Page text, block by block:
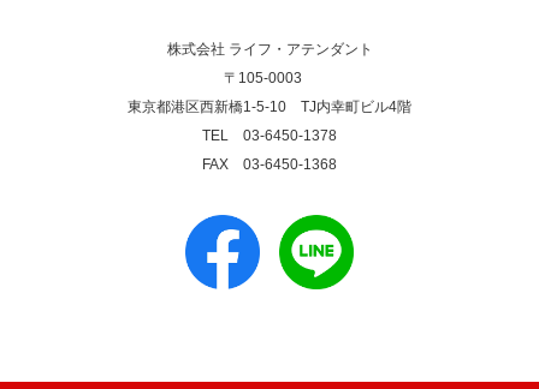
株式会社 ライフ・アテンダント
〒105-0003
東京都港区西新橋1-5-10 TJ内幸町ビル4階
TEL 03-6450-1378
FAX 03-6450-1368